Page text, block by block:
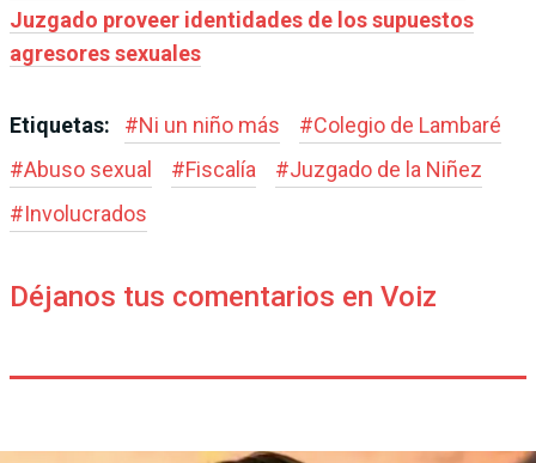
Juzgado proveer identidades de los supuestos
agresores sexuales
Etiquetas: #Ni un niño más #Colegio de Lambaré
#Abuso sexual #Fiscalía #Juzgado de la Niñez
#Involucrados
Déjanos tus comentarios en Voiz